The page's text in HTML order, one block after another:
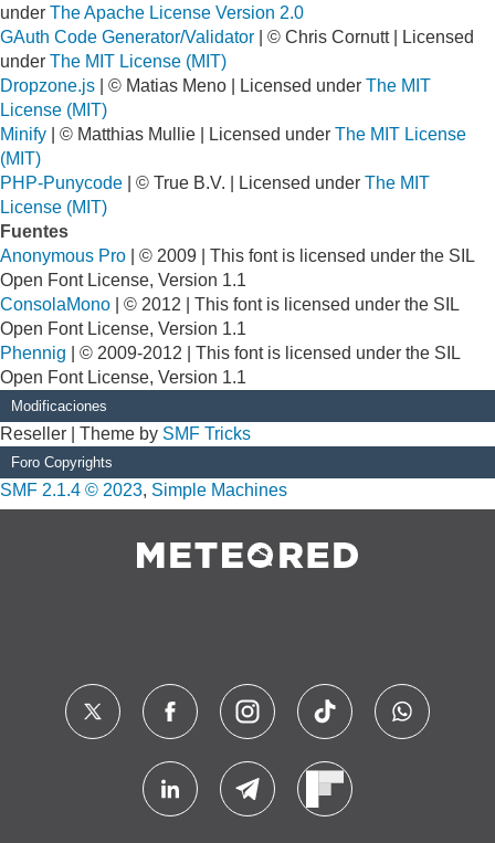
under The Apache License Version 2.0
GAuth Code Generator/Validator | © Chris Cornutt | Licensed
under The MIT License (MIT)
Dropzone.js | © Matias Meno | Licensed under The MIT
License (MIT)
Minify | © Matthias Mullie | Licensed under The MIT License
(MIT)
PHP-Punycode | © True B.V. | Licensed under The MIT
License (MIT)
Fuentes
Anonymous Pro | © 2009 | This font is licensed under the SIL
Open Font License, Version 1.1
ConsolaMono | © 2012 | This font is licensed under the SIL
Open Font License, Version 1.1
Phennig | © 2009-2012 | This font is licensed under the SIL
Open Font License, Version 1.1
Modificaciones
Reseller | Theme by SMF Tricks
Foro Copyrights
SMF 2.1.4 © 2023, Simple Machines